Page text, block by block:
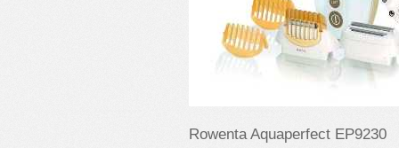
Rowenta Aquaperfect EP9230